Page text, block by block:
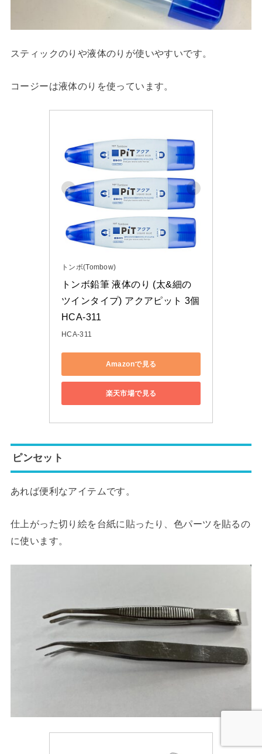
スティックのりや液体のりが使いやすいです。
コージーは液体のりを使っています。
トンボ(Tombow)
トンボ鉛筆 液体のり (太&細の
ツインタイプ) アクアピット 3個
HCA-311
HCA-311
Amazonで見る
楽天市場で見る
ピンセット
あれば便利なアイテムです。
仕上がった切り絵を台紙に貼ったり、色パーツを貼るの
に使います。